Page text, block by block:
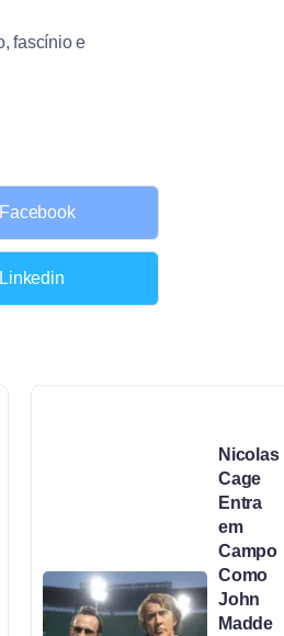
fascínio e
Facebook
Linkedin
Nicolas
Cage
Entra
em
Campo
Como
John
Madde